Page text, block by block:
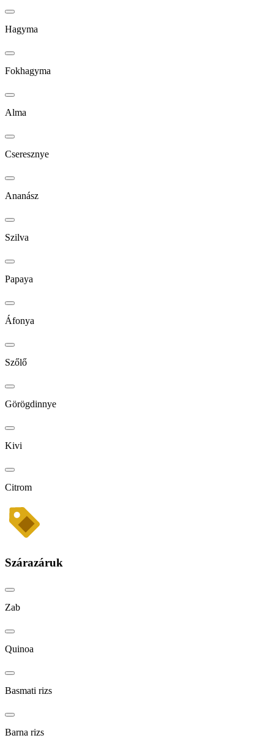
Hagyma
Fokhagyma
Alma
Cseresznye
Ananász
Szilva
Papaya
Áfonya
Szőlő
Görögdinnye
Kivi
Citrom
Szárazáruk
Zab
Quinoa
Basmati rizs
Barna rizs